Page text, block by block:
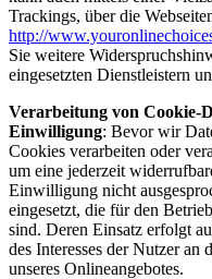
Trackings, über die
http://
Sie weitere
eingesetzten Dienstleistern
Verarbeitung von Cookie-
Einwilligung: Bevor wir
Cookies verarbeiten oder
um eine jederzeit
Einwilligung nicht
eingesetzt, die für den
sind. Deren Einsatz erfolgt
des Interesses der Nutzer
unseres Onlineangebotes.